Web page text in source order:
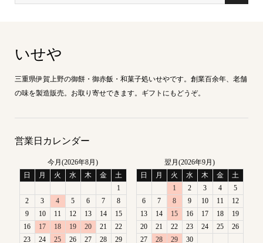
いせや
三重県伊賀上野の御餅・御赤飯・和菓子処いせやです。創業百余年、老舗
の味を製造販売。お取り寄せできます。ギフトにもどうぞ。
営業日カレンダー
今月(2026年8月)
日
月 火 水 木 金
土
1
2
3 4 5 6 7
8
9
10 11 12 13 14
15
16
17 18 19 20 21
22
23
24 25 26 27 28
29
翌月(2026年9月)
日
月 火 水 木 金
土
1
2 3 4
5
6
7 8 9 10 11
12
13
14 15 16 17 18
19
20
21 22 23 24 25
26
27
28 29 30